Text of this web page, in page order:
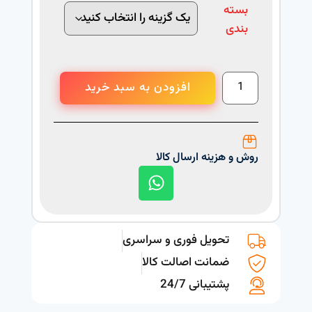
بسته
بندی
افزودن به سبد خرید
روش و هزینه ارسال کالا
تحویل فوری و سراسری
ضمانت اصالت کالا
پشتیبانی 24/7